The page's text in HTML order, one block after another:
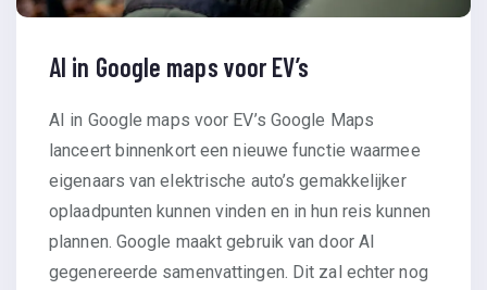
AI in Google maps voor EV’s
AI in Google maps voor EV’s Google Maps
lanceert binnenkort een nieuwe functie waarmee
eigenaars van elektrische auto’s gemakkelijker
oplaadpunten kunnen vinden en in hun reis kunnen
plannen. Google maakt gebruik van door AI
gegenereerde samenvattingen. Dit zal echter nog